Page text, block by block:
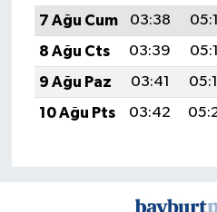
7 Ağu Cum
03:38
8 Ağu Cts
03:39
9 Ağu Paz
03:41
10 Ağu Pts
03:42